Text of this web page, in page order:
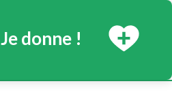
Je donne !